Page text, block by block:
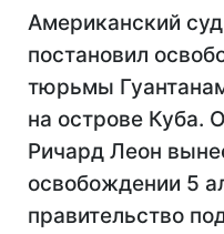
Американский
постановил
тюрьмы
на острове Куба.
Ричард Леон
освобождении 5
правительство